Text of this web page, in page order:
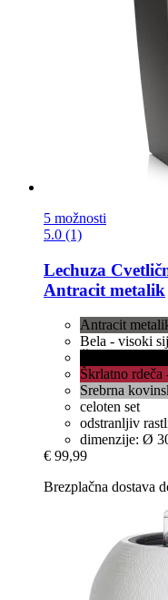
5 možnosti
5.0 (1)
Lechuza
Antracit metalik
Antracit
Bela - visoki
Škrlatno
Srebrna
celoten set
odstranljiv
dimenzije: Ø
€ 99,99
Brezplačna dostava